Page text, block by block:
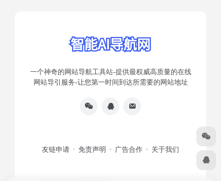
一个神奇的网站导航工具站-提供最权威高质量的在线
网站导引服务-让您第一时间到达所需要的网站地址
友链申请 免责声明 广告合作 关于我们